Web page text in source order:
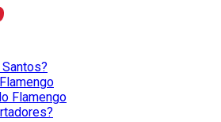
Flamengo